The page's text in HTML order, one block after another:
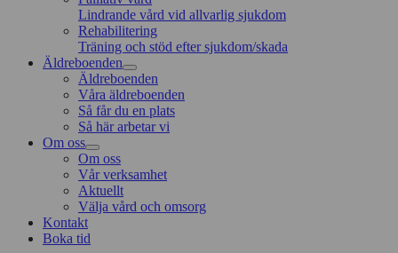
Lindrande vård vid allvarlig sjukdom
Rehabilitering
Träning och stöd efter sjukdom/skada
Äldreboenden
Äldreboenden
Våra äldreboenden
Så får du en plats
Så här arbetar vi
Om oss
Om oss
Vår verksamhet
Aktuellt
Välja vård och omsorg
Kontakt
Boka tid